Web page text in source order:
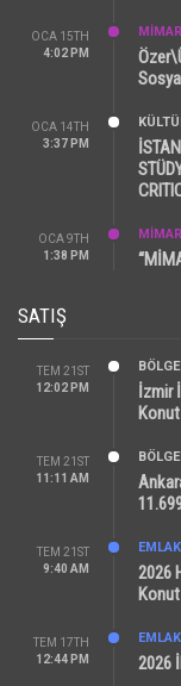
OCA 15TH
4:02 PM
OCA 14TH
3:37 PM
OCA 9TH
1:38 PM
SATIŞ
TEM 21ST
12:02 PM
İzmir
Konut
TEM 21ST
11:11 AM
TEM 21ST
9:40 AM
2026
Konut
TEM 17TH
12:44 PM
2026